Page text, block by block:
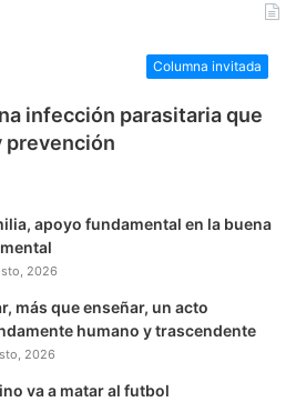
Columna invitada
infección parasitaria que
prevención
apoyo fundamental en la buena
2026
más que enseñar, un acto
humano y trascendente
2026
va a matar al futbol